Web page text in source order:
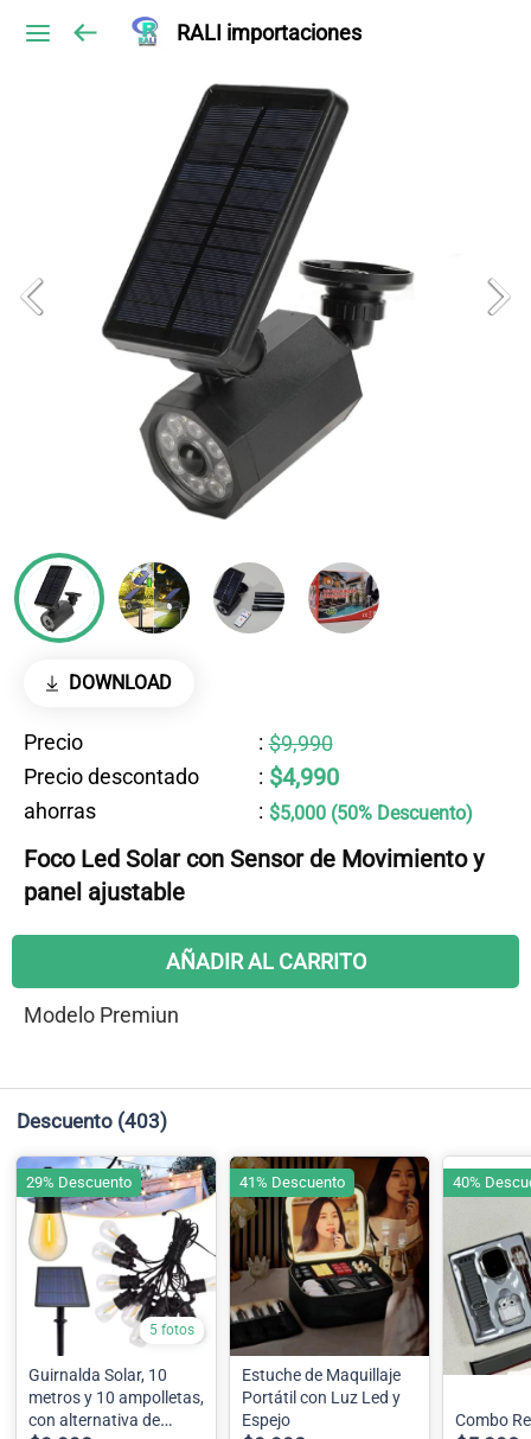
RALI importaciones
DOWNLOAD
Precio : $9,990
Precio descontado
: $4,990
ahorras : $5,000 (50% Descuento)
Foco Led Solar con Sensor de Movimiento y
panel ajustable
AÑADIR AL CARRITO
Modelo Premiun
Descuento (403)
5 fotos
Guirnalda Solar, 10
metros y 10 ampolletas,
con alternativa de
29% Descuento
Estuche de Maquillaje
Portátil con Luz Led y
Espejo
41% Descuento
Combo
40%